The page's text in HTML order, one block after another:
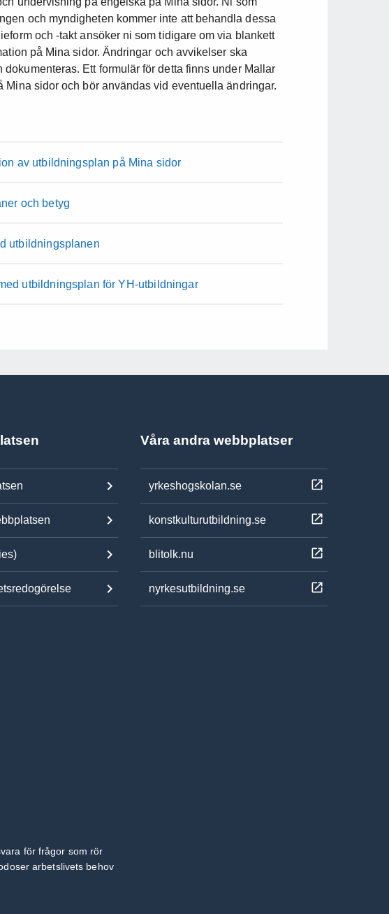
och myndigheten kommer inte att behandla dessa
och -takt ansöker ni som tidigare om via blankett
på Mina sidor. Ändringar och avvikelser ska
Ett formulär för detta finns under Mallar
Mina sidor och bör användas vid eventuella ändringar.
av utbildningsplan på Mina sidor
och betyg
utbildningsplanen
utbildningsplan för YH-utbildningar
Våra andra webbplatser
yrkeshogskolan.se
konstkulturutbildning.se
blitolk.nu
nyrkesutbildning.se
för frågor som rör
arbetslivets behov